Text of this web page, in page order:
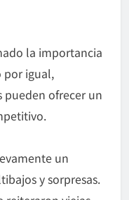
la importancia
por igual,
pueden ofrecer un
un
y sorpresas.